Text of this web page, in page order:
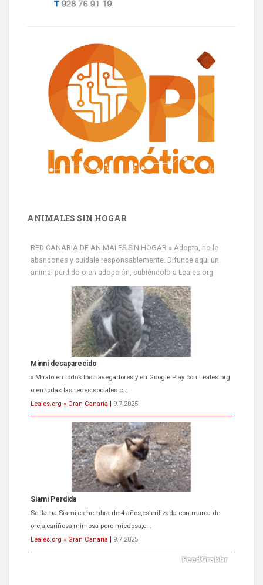
ANIMALES SIN HOGAR
RED CANARIA DE ANIMALES SIN HOGAR » Adopta, no le
abandones y cuídale responsablemente. Difunde aquí un
animal perdido o en adopción, subiéndolo a Leales.org
Minni desaparecido
» Míralo en todos los navegadores y en Google Play con Leales.org
o en todas las redes sociales c...
Leales.org » Gran Canaria
9.7.2025
Siami Perdida
Se llama Siami,es hembra de 4 años,esterilizada con marca de
oreja,cariñosa,mimosa pero miedosa,e...
Leales.org » Gran Canaria
9.7.2025